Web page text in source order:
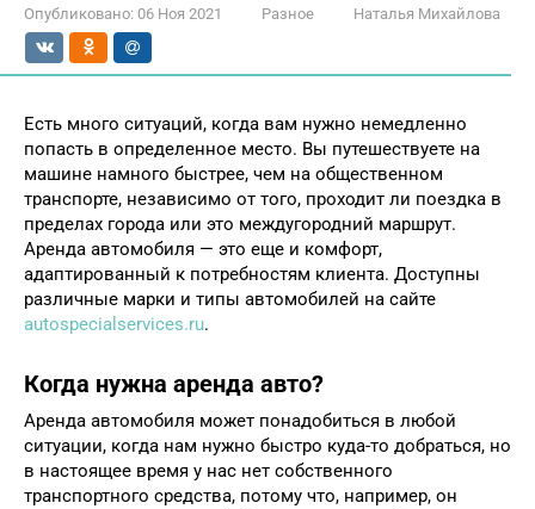
Опубликовано: 06 Ноя 2021 Разное Наталья Михайлова
Есть много ситуаций, когда вам нужно немедленно
попасть в определенное место. Вы путешествуете на
машине намного быстрее, чем на общественном
транспорте, независимо от того, проходит ли поездка в
пределах города или это междугородний маршрут.
Аренда автомобиля — это еще и комфорт,
адаптированный к потребностям клиента. Доступны
различные марки и типы автомобилей на сайте
autospecialservices.ru.
Когда нужна аренда авто?
Аренда автомобиля может понадобиться в любой
ситуации, когда нам нужно быстро куда-то добраться, но
в настоящее время у нас нет собственного
транспортного средства, потому что, например, он